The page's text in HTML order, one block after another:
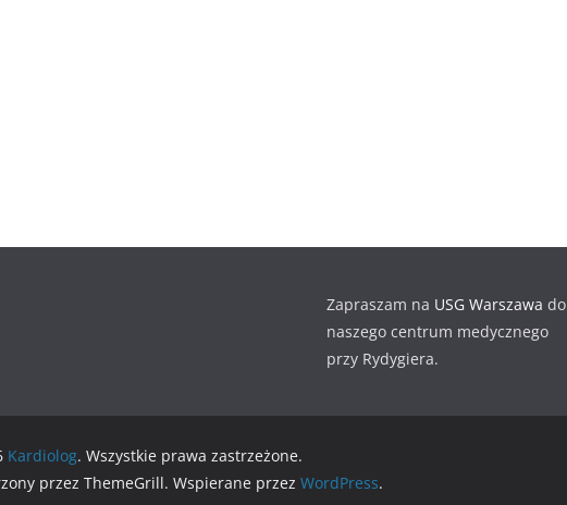
Zapraszam na USG Warszawa do
naszego centrum medycznego
przy Rydygiera.
Kardiolog. Wszystkie prawa zastrzeżone.
przez ThemeGrill. Wspierane przez WordPress.